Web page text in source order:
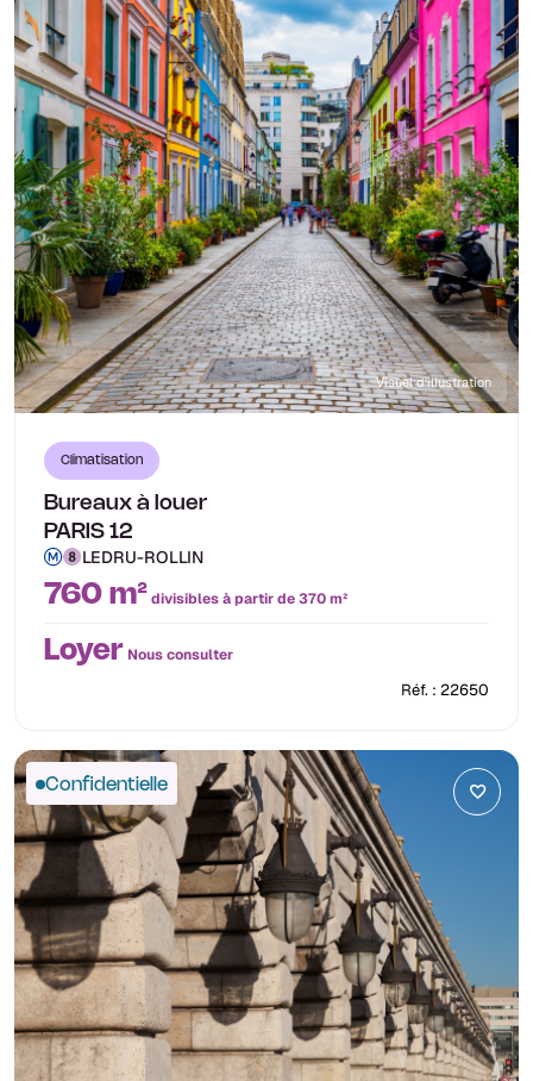
Visuel d'illustration
Climatisation
Bureaux à louer
PARIS 12
LEDRU-ROLLIN
760 m²divisibles à partir de 370 m²
Loyer Nous consulter
Réf. : 22650
Confidentielle